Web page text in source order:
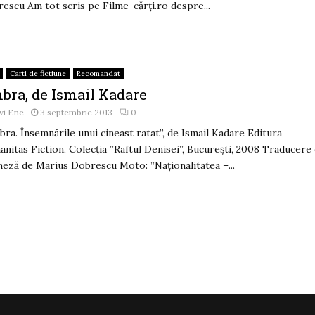
Am tot scris pe Filme-cărți.ro despre...
Carti de fictiune Recomandat
de Ismail Kadare
Ene 3 septembrie 2013 0
Însemnările unui cineast ratat”, de Ismail Kadare Editura
Fiction, Colecţia ”Raftul Denisei”, Bucureşti, 2008 Traducere
de Marius Dobrescu Moto: ”Naționalitatea –...